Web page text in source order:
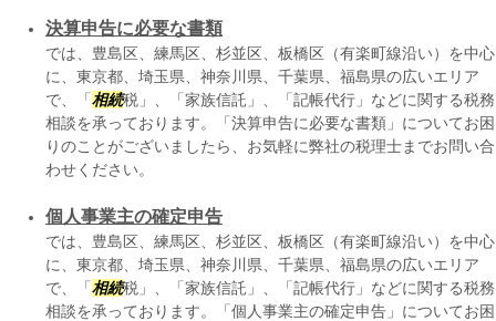
決算申告に必要な書類
では、豊島区、練馬区、杉並区、板橋区（有楽町線沿い）を中心
に、東京都、埼玉県、神奈川県、千葉県、福島県の広いエリア
で、「 相続税」、「家族信託」、「記帳代行」などに関する税務
相談を承っております。「決算申告に必要な書類」についてお困
りのことがございましたら、お気軽に弊社の税理士までお問い合
わせください。
個人事業主の確定申告
では、豊島区、練馬区、杉並区、板橋区（有楽町線沿い）を中心
に、東京都、埼玉県、神奈川県、千葉県、福島県の広いエリア
で、「 相続税」、「家族信託」、「記帳代行」などに関する税務
相談を承っております。「個人事業主の確定申告」についてお困